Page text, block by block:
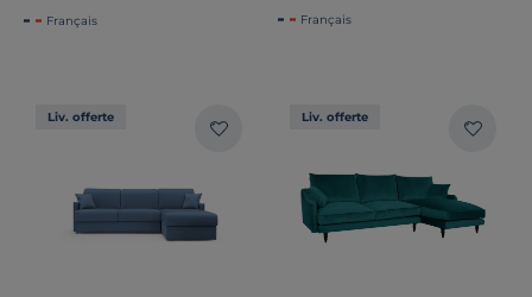
Français Français
Liv. offerte Liv. offerte